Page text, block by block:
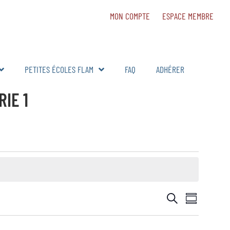
MON COMPTE ESPACE MEMBRE
PETITES ÉCOLES FLAM FAQ ADHÉRER
1
ET
Recherche
de
Résumé